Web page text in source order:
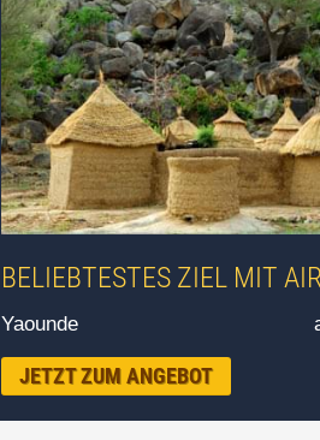
BELIEBTESTES ZIEL MIT
Yaounde
JETZT ZUM ANGEBOT